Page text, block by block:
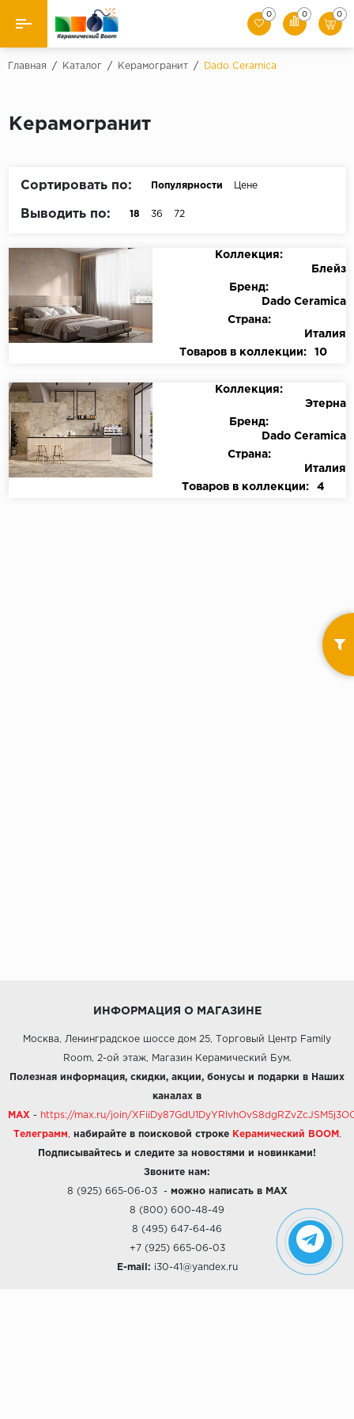
Назад
Керамическая плитка
Клинкер
0 0 0
Главная / Каталог / Керамогранит / Dado Ceramica
Керамогранит
Сортировать по: Популярности Цене
Выводить по: 18 36 72
Коллекция:
Блейз
Бренд:
Dado Ceramica
Страна:
Италия
Товаров в коллекции:
10
Коллекция:
Этерна
Бренд:
Dado Ceramica
Страна:
Италия
Товаров в коллекции:
4
ИНФОРМАЦИЯ О МАГАЗИНЕ
Москва, Ленинградское шоссе дом 25, Торговый Центр Family
Room, 2-ой этаж, Магазин Керамический Бум.
Полезная информация, скидки, акции, бонусы и подарки в Наших
каналах в
MAX - https://max.ru/join/
Телеграмм набирайте в поисковой строке Керамический BOOM .
Подписывайтесь и следите за новостями и новинками!
Звоните нам:
8 (925) 665-06-03- можно написать в MAX
8 (800) 600-48-49
8 (495) 647-64-46
+7 (925) 665-06-03
E-mail: i30-41@yandex.ru